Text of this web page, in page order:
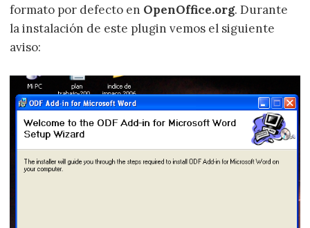
formato por defecto en OpenOffice.org. Durante
la instalación de este plugin vemos el siguiente
aviso: